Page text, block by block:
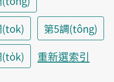
(tok)
第5調(tông)
(to̍k) 重新選索引